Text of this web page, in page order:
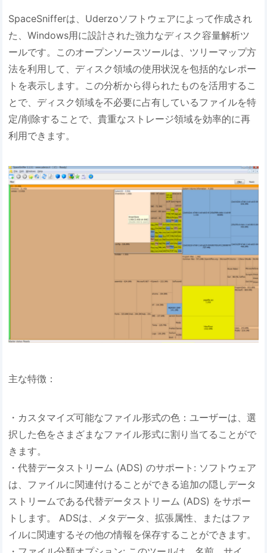
SpaceSnifferは、Uderzoソフトウェアによって作成され
た、Windows用に設計された強力なディスク容量解析ツ
ールです。このオープンソースツールは、ツリーマップ方
法を利用して、ディスク領域の使用状況を包括的なレポー
トを表示します。この分析から得られたものを活用するこ
とで、ディスク領域を不必要に占有しているファイルを特
定/削除することで、貴重なストレージ領域を効率的に再
利用できます。
主な特徴：
・カスタマイズ可能なファイル形式の色：ユーザーは、選
択した色をさまざまなファイル形式に割り当てることがで
きます。
・代替データストリーム (ADS) のサポート: ソフトウェア
は、ファイルに関連付けることができる追加の隠しデータ
ストリームである代替データストリーム (ADS) をサポー
トします。 ADSは、メタデータ、拡張属性、またはファ
イルに関連するその他の情報を保存することができます。